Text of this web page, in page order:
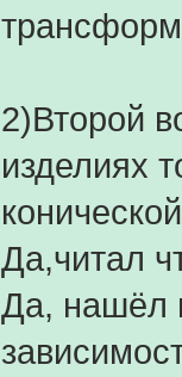
2)Второй
изделиях
Да,читал
Да, нашёл